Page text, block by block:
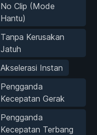
No Clip (Mode
Hantu)
Tanpa Kerusakan
Jatuh
Akselerasi Instan
Pengganda
Kecepatan Gerak
Pengganda
Kecepatan Terbang